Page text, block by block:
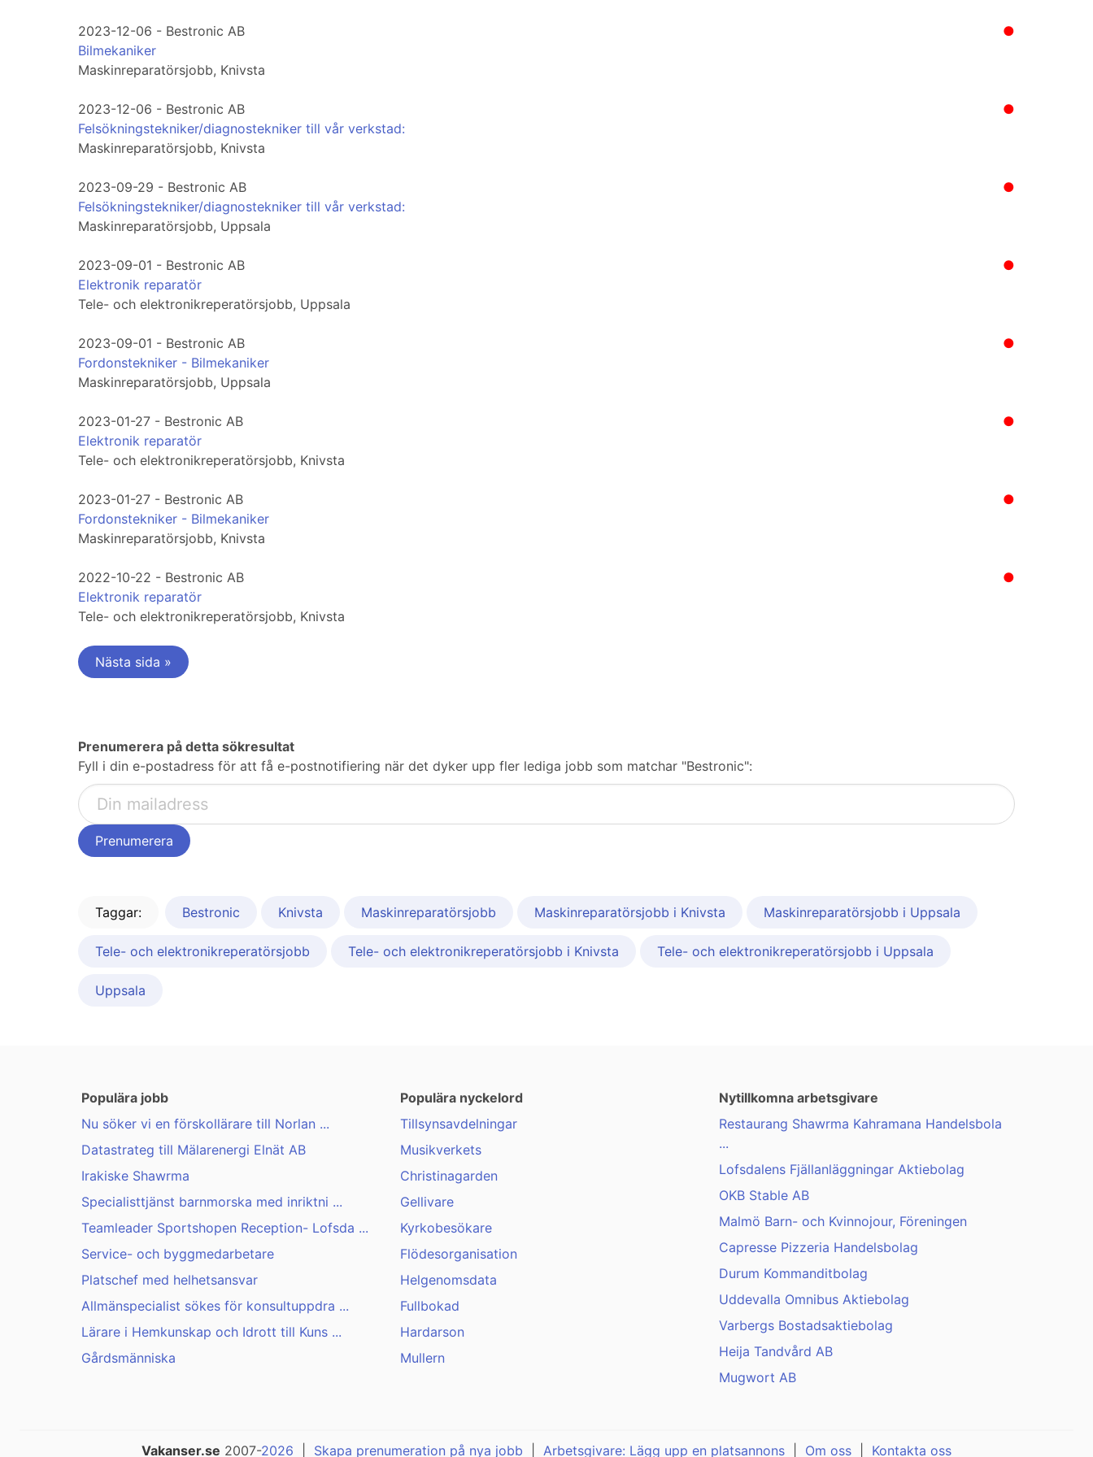
●
2023-12-06 - Bestronic AB
Bilmekaniker
Maskinreparatörsjobb, Knivsta
●
2023-12-06 - Bestronic AB
Felsökningstekniker/diagnostekniker till vår verkstad:
Maskinreparatörsjobb, Knivsta
●
2023-09-29 - Bestronic AB
Felsökningstekniker/diagnostekniker till vår verkstad:
Maskinreparatörsjobb, Uppsala
●
2023-09-01 - Bestronic AB
Elektronik reparatör
Tele- och elektronikreperatörsjobb, Uppsala
●
2023-09-01 - Bestronic AB
Fordonstekniker - Bilmekaniker
Maskinreparatörsjobb, Uppsala
●
2023-01-27 - Bestronic AB
Elektronik reparatör
Tele- och elektronikreperatörsjobb, Knivsta
●
2023-01-27 - Bestronic AB
Fordonstekniker - Bilmekaniker
Maskinreparatörsjobb, Knivsta
●
2022-10-22 - Bestronic AB
Elektronik reparatör
Tele- och elektronikreperatörsjobb, Knivsta
Nästa sida »
Prenumerera på detta sökresultat
Fyll i din e-postadress för att få e-postnotifiering när det dyker upp fler lediga jobb som matchar "Bestronic":
Taggar: Bestronic Knivsta Maskinreparatörsjobb Maskinreparatörsjobb i Knivsta Maskinreparatörsjobb i Uppsala
Tele- och elektronikreperatörsjobb Tele- och elektronikreperatörsjobb i Knivsta Tele- och elektronikreperatörsjobb i Uppsala
Uppsala
Populära jobb
Nu söker vi en förskollärare till Norlan ...
Datastrateg till Mälarenergi Elnät AB
Irakiske Shawrma
Specialisttjänst barnmorska med inriktni ...
Teamleader Sportshopen Reception- Lofsda ...
Service- och byggmedarbetare
Platschef med helhetsansvar
Allmänspecialist sökes för konsultuppdra ...
Lärare i Hemkunskap och Idrott till Kuns ...
Gårdsmänniska
Populära nyckelord
Tillsynsavdelningar
Musikverkets
Christinagarden
Gellivare
Kyrkobesökare
Flödesorganisation
Helgenomsdata
Fullbokad
Hardarson
Mullern
Nytillkomna arbetsgivare
Restaurang Shawrma Kahramana Handelsbola
...
Lofsdalens Fjällanläggningar Aktiebolag
OKB Stable AB
Malmö Barn- och Kvinnojour, Föreningen
Capresse Pizzeria Handelsbolag
Durum Kommanditbolag
Uddevalla Omnibus Aktiebolag
Varbergs Bostadsaktiebolag
Heija Tandvård AB
Mugwort AB
Vakanser.se 2007-2026 Skapa prenumeration på nya jobb Arbetsgivare: Lägg upp en platsannons Om oss Kontakta oss